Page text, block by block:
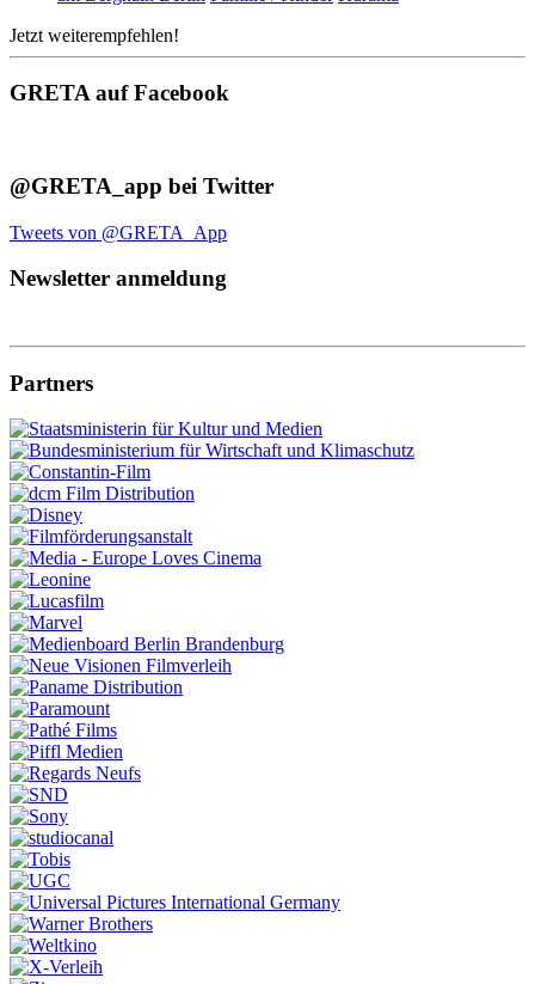
Jetzt weiterempfehlen!
GRETA auf Facebook
@GRETA_app bei Twitter
Tweets von @GRETA_App
Newsletter anmeldung
Partners